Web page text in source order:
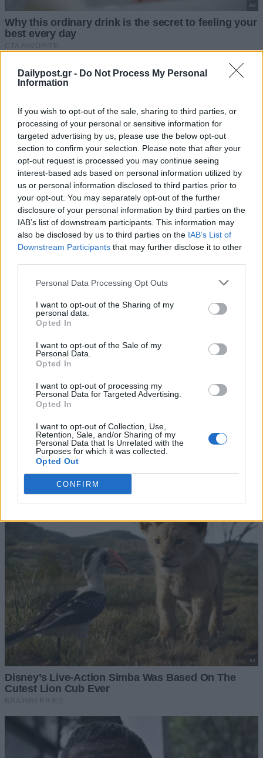
Dailypost.gr - Do Not Process My Personal
Information
If you wish to opt-out of the sale, sharing to third parties, or
processing of your personal or sensitive information for
targeted advertising by us, please use the below opt-out
section to confirm your selection. Please note that after your
opt-out request is processed you may continue seeing
interest-based ads based on personal information utilized by
us or personal information disclosed to third parties prior to
your opt-out. You may separately opt-out of the further
disclosure of your personal information by third parties on the
IAB’s list of downstream participants. This information may
also be disclosed by us to third parties on the IAB’s List of
Downstream Participants that may further disclose it to other
Personal Data Processing Opt Outs
I want to opt-out of the Sharing of my
personal data.
Opted In
I want to opt-out of the Sale of my
Personal Data.
Opted In
I want to opt-out of processing my
Personal Data for Targeted Advertising.
Opted In
I want to opt-out of Collection, Use,
Retention, Sale, and/or Sharing of my
Personal Data that Is Unrelated with the
Purposes for which it was collected.
Opted Out
CONFIRM